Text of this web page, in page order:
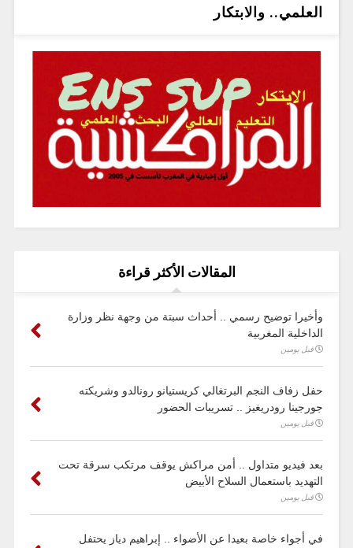
العلمي.. والابتكار
المقالات الأكثر قراءة
وأخيرا توضيح رسمي .. أحداث سبتة من وجهة نظر وزارة
الداخلية المغربية
قبل يومين
حفل زفاف النجم البرتغالي كريستيانو رونالدو وشريكته
جورجينا رودريغيز .. تسريبات الحضور
قبل يومين
بعد فيديو متداول .. أمن مراكش يوقف مرتكب سرقة تحت
التهديد باستعمال السلاح الأبيض
قبل يومين
في أجواء خاصة بعيدا عن الأضواء .. إبراهيم دياز يحتفل